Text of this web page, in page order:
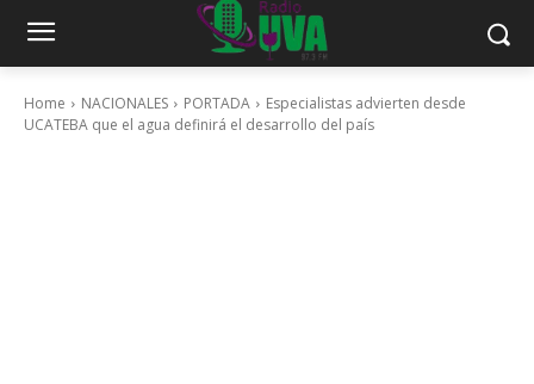
Home NACIONALES PORTADA
Especialistas advierten desde
UCATEBA que el agua definirá el desarrollo del país